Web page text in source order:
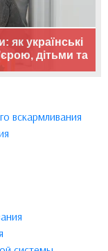
як українські
дітьми та
вскармливания